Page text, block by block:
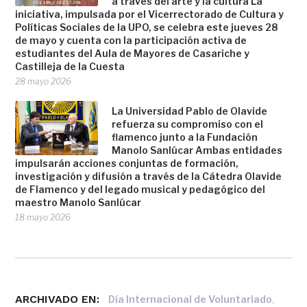
iniciativa, impulsada por el Vicerrectorado de Cultura y
Políticas Sociales de la UPO, se celebra este jueves 28
de mayo y cuenta con la participación activa de
estudiantes del Aula de Mayores de Casariche y
Castilleja de la Cuesta
28 mayo 2026
La Universidad Pablo de Olavide
refuerza su compromiso con el
flamenco junto a la Fundación
Manolo Sanlúcar Ambas entidades
impulsarán acciones conjuntas de formación,
investigación y difusión a través de la Cátedra Olavide
de Flamenco y del legado musical y pedagógico del
maestro Manolo Sanlúcar
18 mayo 2026
ARCHIVADO EN: Día Internacional de Voluntariado,